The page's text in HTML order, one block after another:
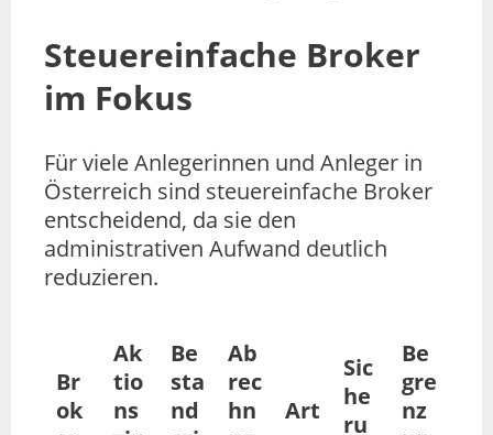
Steuereinfache Broker
im Fokus
Für viele Anlegerinnen und Anleger in
Österreich sind steuereinfache Broker
entscheidend, da sie den
administrativen Aufwand deutlich
reduzieren.
Br
ok
Ak
tio
ns
Be
sta
nd
Ab
rec
hn
Art
Sic
he
ru
Be
gre
nz